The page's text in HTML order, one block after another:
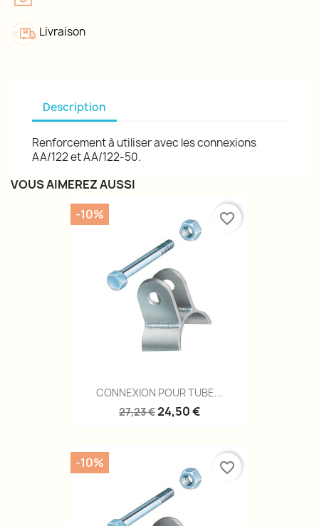
Livraison
Description
Renforcement à utiliser avec les connexions
AA/122 et AA/122-50.
VOUS AIMEREZ AUSSI
CONNEXION POUR TUBE...
27,23 €24,50 €
-10% favorite_border
-10% favorite_border